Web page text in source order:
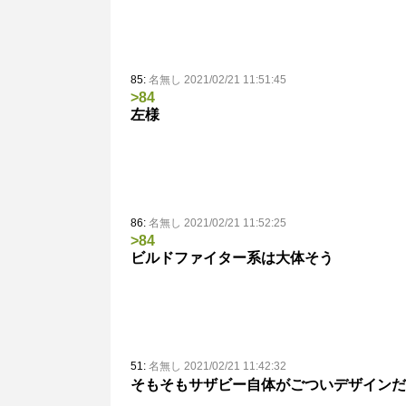
85: 名無し 2021/02/21 11:51:45
>84
左様
86: 名無し 2021/02/21 11:52:25
>84
ビルドファイター系は大体そう
51: 名無し 2021/02/21 11:42:32
そもそもサザビー自体がごついデザイン